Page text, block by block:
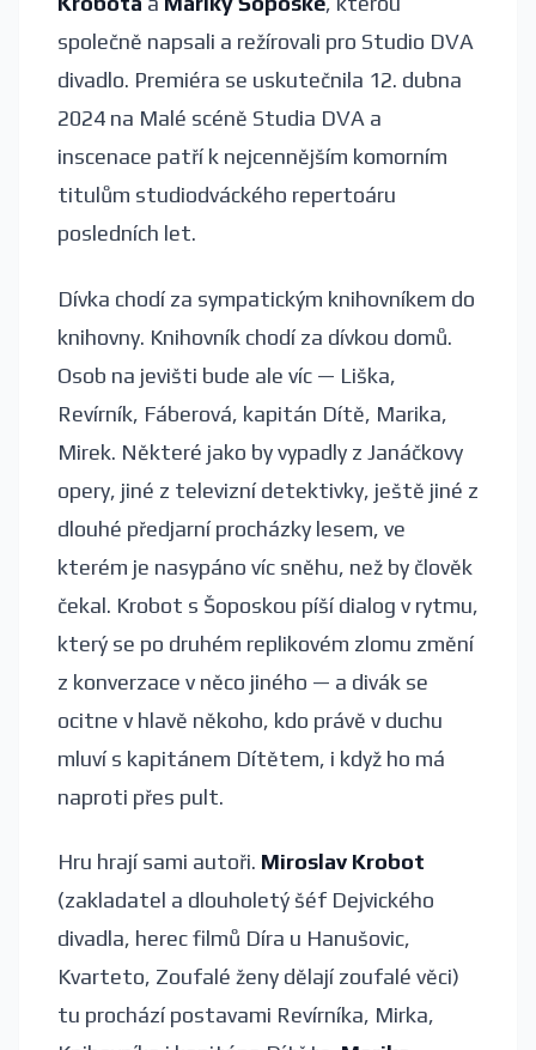
společně napsali a režírovali pro Studio DVA
divadlo. Premiéra se uskutečnila 12. dubna
2024 na Malé scéně Studia DVA a
inscenace patří k nejcennějším komorním
titulům studiodváckého repertoáru
posledních let.
Dívka chodí za sympatickým knihovníkem do
knihovny. Knihovník chodí za dívkou domů.
Osob na jevišti bude ale víc — Liška,
Revírník, Fáberová, kapitán Dítě, Marika,
Mirek. Některé jako by vypadly z Janáčkovy
opery, jiné z televizní detektivky, ještě jiné z
dlouhé předjarní procházky lesem, ve
kterém je nasypáno víc sněhu, než by člověk
čekal. Krobot s Šoposkou píší dialog v rytmu,
který se po druhém replikovém zlomu změní
z konverzace v něco jiného — a divák se
ocitne v hlavě někoho, kdo právě v duchu
mluví s kapitánem Dítětem, i když ho má
naproti přes pult.
Hru hrají sami autoři. Miroslav Krobot
(zakladatel a dlouholetý šéf Dejvického
divadla, herec filmů Díra u Hanušovic,
Kvarteto, Zoufalé ženy dělají zoufalé věci)
tu prochází postavami Revírníka, Mirka,